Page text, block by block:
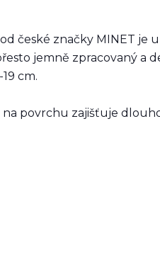
české značky MINET je
jemně zpracovaný a
cm.
povrchu zajišťuje